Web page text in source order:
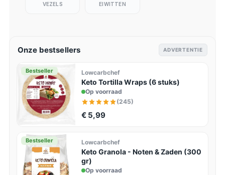
VEZELS EIWITTEN
Onze bestsellers ADVERTENTIE
Bestseller Lowcarbchef
Keto Tortilla Wraps (6 stuks)
Op voorraad
(245)
€ 5,99
Bestseller Lowcarbchef
Keto Granola - Noten & Zaden (300
gr)
Op voorraad